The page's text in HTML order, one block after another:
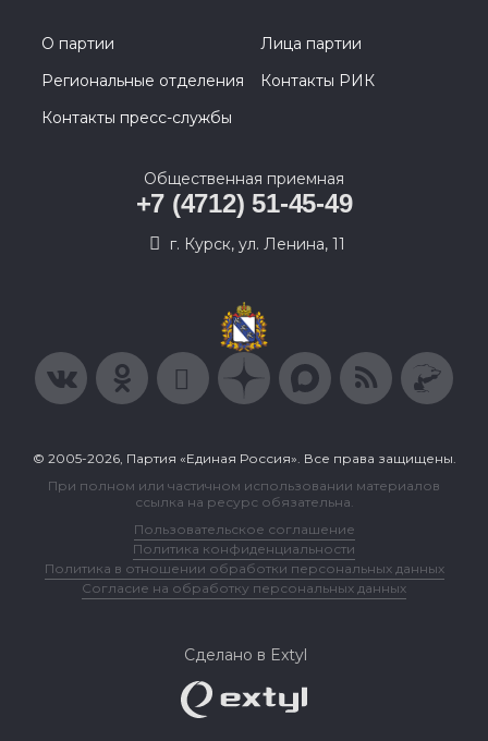
О партии
Лица партии
Региональные отделения
Контакты РИК
Контакты пресс-службы
Общественная приемная
+7 (4712) 51-45-49
г. Курск, ул. Ленина, 11
© 2005-2026, Партия «Единая Россия». Все права защищены.
При полном или частичном использовании материалов
ссылка на ресурс обязательна.
Пользовательское соглашение
Политика конфиденциальности
Политика в отношении обработки персональных данных
Согласие на обработку персональных данных
Сделано в Extyl